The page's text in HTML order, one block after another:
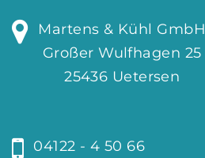
Martens & Kühl GmbH
Großer Wulfhagen 25
25436 Uetersen
04122 - 4 50 66